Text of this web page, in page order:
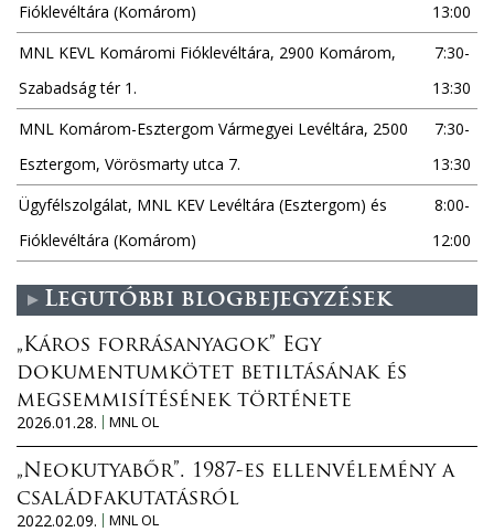
Fióklevéltára (Komárom)
13:00
MNL KEVL Komáromi Fióklevéltára, 2900 Komárom,
Szabadság tér 1.
7:30-
13:30
MNL Komárom-Esztergom Vármegyei Levéltára, 2500
Esztergom, Vörösmarty utca 7.
7:30-
13:30
Ügyfélszolgálat, MNL KEV Levéltára (Esztergom) és
Fióklevéltára (Komárom)
8:00-
12:00
Legutóbbi blogbejegyzések
„Káros forrásanyagok” Egy
dokumentumkötet betiltásának és
megsemmisítésének története
2026.01.28.
MNL OL
„Neokutyabőr”. 1987-es ellenvélemény a
családfakutatásról
2022.02.09.
MNL OL